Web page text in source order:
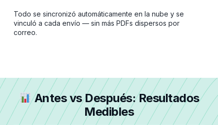
Todo se sincronizó automáticamente en la nube y se
vinculó a cada envío — sin más PDFs dispersos por
correo.
Antes vs Después: Resultados
Medibles